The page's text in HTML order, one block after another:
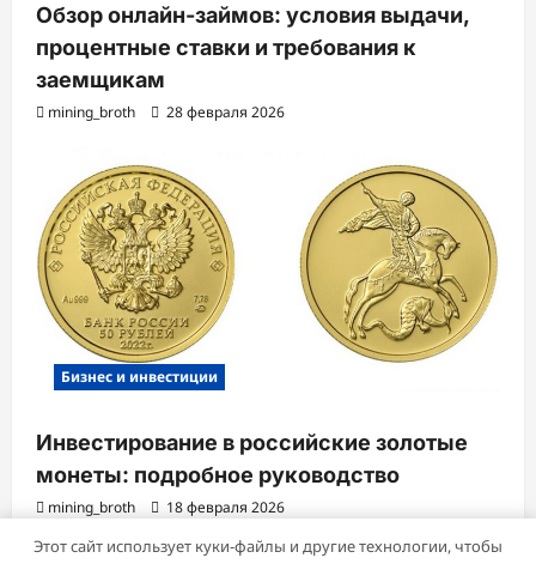
Обзор онлайн-займов: условия выдачи,
процентные ставки и требования к
заемщикам
mining_broth 28 февраля 2026
Бизнес и инвестиции
Инвестирование в российские золотые
монеты: подробное руководство
mining_broth 18 февраля 2026
Этот сайт использует куки-файлы и другие технологии, чтобы